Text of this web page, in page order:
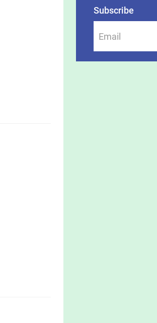
Subscribe